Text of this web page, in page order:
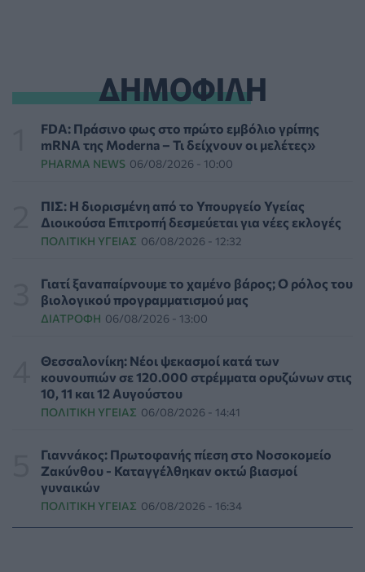
Τι μπορεί να μας διδάξει η νέα ταινία του Spider-Man
για την απώλεια και το πένθος
ΨΥΧΙΚΉ ΥΓΕΊΑ 07/08/2026 - 18:11
την ενίσχυση της βιοασφάλειας από το ΥΠΑΑΤ
ΕΠΙΚΑΙΡΌΤΗΤΑ 07/08/2026 - 17:42
και στα φάρμακα
ΥΓΕΊΑ 07/08/2026 - 17:17
μοιράστηκε επί τρία χρόνια τη μάχη της με σπάνιο
καρκίνο
ΕΠΙΚΑΙΡΌΤΗΤΑ 07/08/2026 - 16:41
αποτέλεσμα σύμφωνα με ειδικό στην παχυσαρκία
ΔΙΑΤΡΟΦΉ 07/08/2026 - 16:16
Ο ΙΣΑ συνιστά τη λήψη σχολαστικών μέτρων ατομικής
προστασίας από τον ιό του Δυτικού Νείλου
ΔΗΜΟΦΙΛΗ
FDA: Πράσινο φως στο πρώτο εμβόλιο γρίπης
mRNA της Moderna – Τι δείχνουν οι μελέτες»
PHARMA NEWS 06/08/2026 - 10:00
ΠΙΣ: Η διορισμένη από το Υπουργείο Υγείας
Διοικούσα Επιτροπή δεσμεύεται για νέες εκλογές
ΠΟΛΙΤΙΚΉ ΥΓΕΊΑΣ 06/08/2026 - 12:32
Γιατί ξαναπαίρνουμε το χαμένο βάρος; Ο ρόλος του
βιολογικού προγραμματισμού μας
ΔΙΑΤΡΟΦΉ 06/08/2026 - 13:00
Θεσσαλονίκη: Νέοι ψεκασμοί κατά των
κουνουπιών σε 120.000 στρέμματα ορυζώνων στις
10, 11 και 12 Αυγούστου
ΠΟΛΙΤΙΚΉ ΥΓΕΊΑΣ 06/08/2026 - 14:41
Γιαννάκος: Πρωτοφανής πίεση στο Νοσοκομείο
Ζακύνθου - Καταγγέλθηκαν οκτώ βιασμοί
γυναικών
ΠΟΛΙΤΙΚΉ ΥΓΕΊΑΣ 06/08/2026 - 16:34